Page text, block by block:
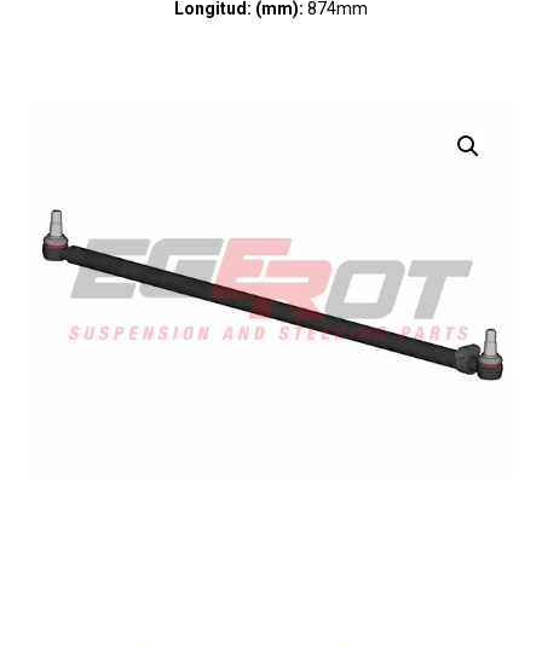
Longitud: (mm): 874mm